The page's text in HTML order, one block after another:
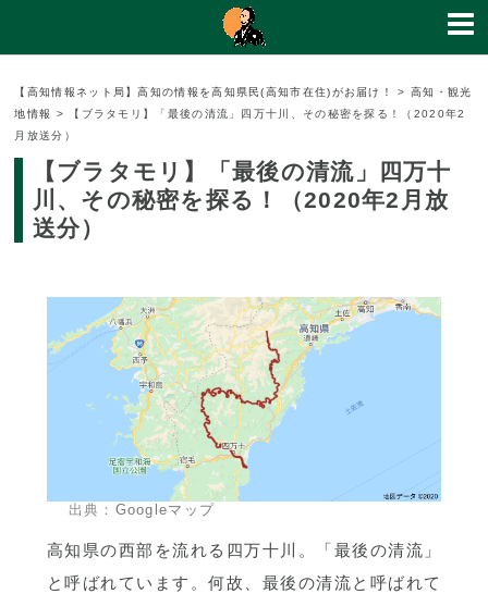
【高知情報ネット局】高知の情報を高知県民(高知市在住)がお届け！ > 高知・観光
地情報
>
【ブラタモリ】「最後の清流」四万十川、その秘密を探る！（2020年2
月放送分）
【ブラタモリ】「最後の清流」四万十
川、その秘密を探る！（2020年2月放
送分）
出典： Googleマップ
高知県の西部を流れる四万十川。「最後の清流」
と呼ばれています。何故、最後の清流と呼ばれて